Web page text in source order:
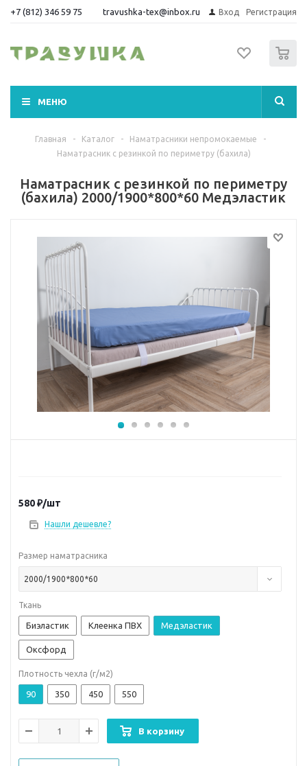
+7 (812) 346 59 75 travushka-tex@inbox.ru Вход Регистрация
МЕНЮ
Главная - Каталог - Наматрасники непромокаемые
-
Наматрасник с резинкой по периметру (бахила)
Наматрасник с резинкой по периметру
(бахила) 2000/1900*800*60 Медэластик
580₽/шт
Нашли дешевле?
Размер наматрасника
2000/1900*800*60
Ткань
Биэластик Клеенка ПВХ Медэластик
Оксфорд
Плотность чехла (г/м2)
90 350 450 550
В корзину